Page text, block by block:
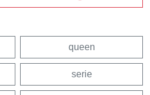
queen
serie